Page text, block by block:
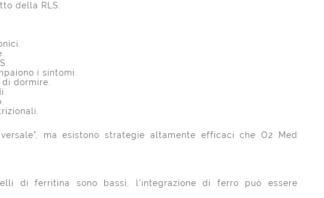
della RLS:
i sintomi.
dormire.
ma esistono strategie altamente efficaci che O2 Med
di ferritina sono bassi, l'integrazione di ferro può essere